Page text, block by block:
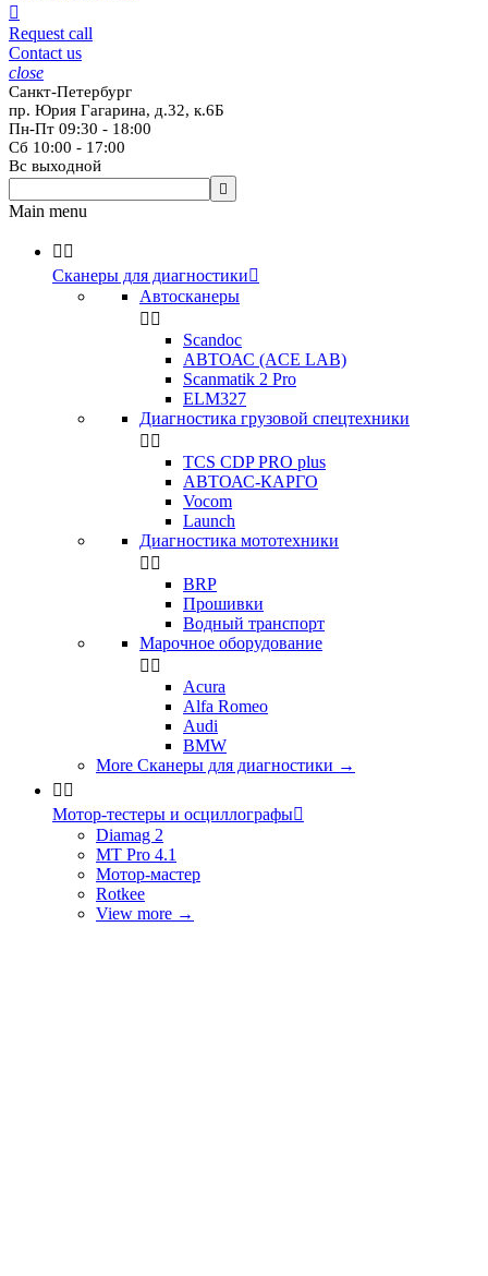

Request call
Contact us
close
Санкт-Петербург
пр. Юрия Гагарина, д.32, к.6Б
Пн-Пт 09:30 - 18:00
Сб 10:00 - 17:00
Вс выходной

Main menu
 
Сканеры для диагностики
Автосканеры
 
Scandoc
АВТОАС (ACE LAB)
Scanmatik 2 Pro
ELM327
Диагностика грузовой спецтехники
 
TCS CDP PRO plus
АВТОАС-КАРГО
Vocom
Launch
Диагностика мототехники
 
BRP
Прошивки
Водный транспорт
Марочное оборудование
 
Acura
Alfa Romeo
Audi
BMW
More Сканеры для диагностики →
 
Мотор-тестеры и осциллографы
Diamag 2
MT Pro 4.1
Мотор-мастер
Rotkee
View more →